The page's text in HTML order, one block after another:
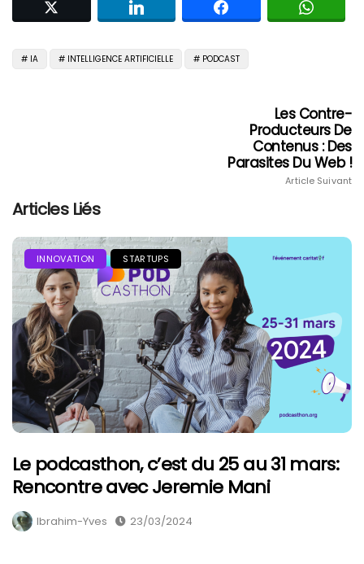
IA INTELLIGENCE ARTIFICIELLE PODCAST
Les Contre-
Producteurs De
Contenus : Des
Parasites Du Web !
Article Suivant
Articles Liés
INNOVATION STARTUPS
Le podcasthon, c’est du 25 au 31 mars:
Rencontre avec Jeremie Mani
Ibrahim-Yves 23/03/2024